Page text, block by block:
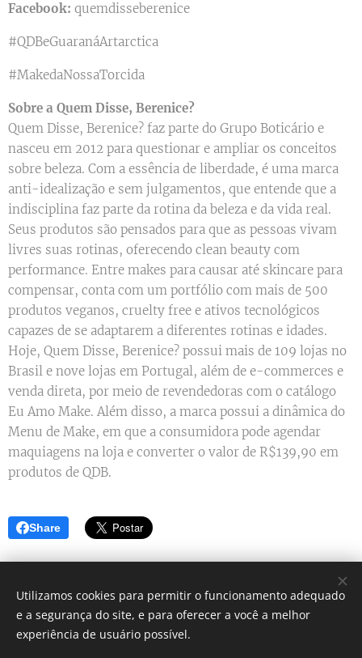
Facebook: quemdisseberenice
#QDBeGuaranáArtarctica
#MakedaNossaTorcida
Sobre a Quem Disse, Berenice?
Quem Disse, Berenice? faz parte do Grupo Boticário e
nasceu em 2012 para questionar e ampliar os conceitos
sobre beleza. Com a essência de liberdade, é uma marca
anti-idealização e sem julgamentos, que entende que a
indisciplina faz parte da rotina da beleza e da vida real.
Seus produtos são pensados para que as pessoas vivam
livres suas rotinas, oferecendo clean beauty com
performance. Entre makes para causar até skincare para
compensar, conta com um portfólio com mais de 500
produtos veganos, cruelty free e ativos tecnológicos
capazes de se adaptarem a diferentes rotinas e idades.
Hoje, Quem Disse, Berenice? possui mais de 109 lojas no
Brasil e nove lojas em Portugal, além de e-commerces e
venda direta, por meio de revendedoras com o catálogo
Eu Amo Make. Além disso, a marca possui a dinâmica do
Menu de Make, em que a consumidora pode agendar
maquiagens na loja e converter o valor de R$139,90 em
produtos de QDB.
Share
Simbora lá? - Blog de dicas
Utilizamos cookies para permitir o funcionamento adequado
e a segurança do site, e para oferecer a você a melhor
experiência de usuário possível.